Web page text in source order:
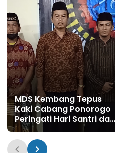
MDS Kembang Tepus
Kaki Cabang Ponorogo
Peringati Hari Santri dan
Maulid Nabi Bersama
PSHWTM Ranting
Babadan